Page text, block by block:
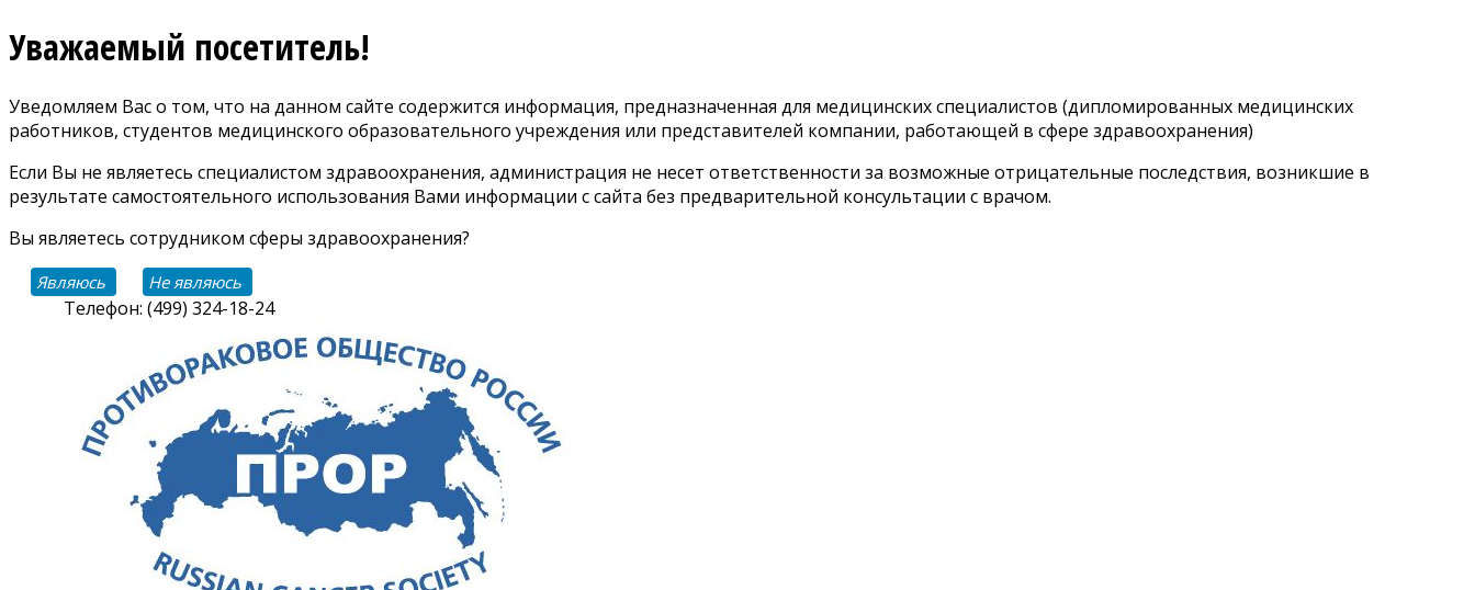
Уважаемый посетитель!
Уведомляем Вас о том, что на данном сайте содержится информация, предназначенная для медицинских специалистов (дипломированных медицинских
работников, студентов медицинского образовательного учреждения или представителей компании, работающей в сфере здравоохранения)
Если Вы не являетесь специалистом здравоохранения, администрация не несет ответственности за возможные отрицательные последствия, возникшие в
результате самостоятельного использования Вами информации с сайта без предварительной консультации с врачом.
Вы являетесь сотрудником сферы здравоохранения?
Являюсь Не являюсь
Телефон: (499) 324-18-24